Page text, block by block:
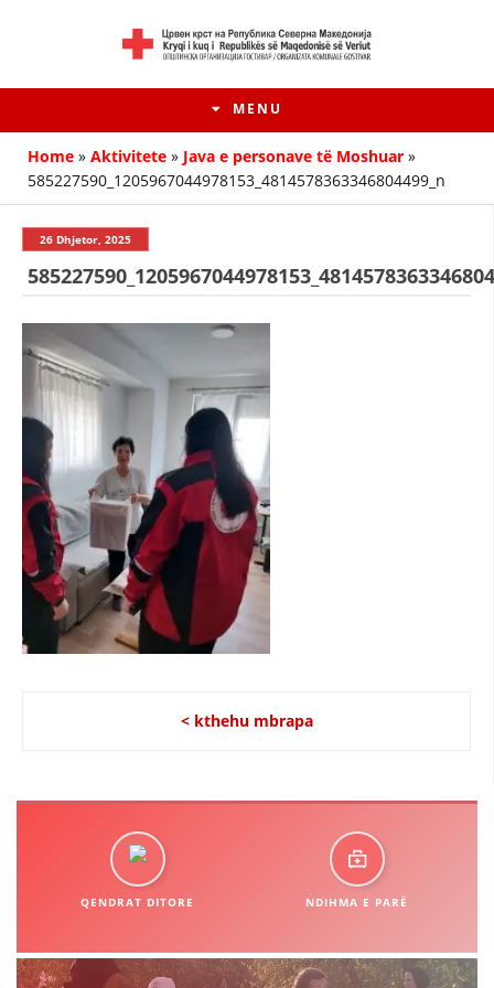
MENU
HISTORIA E LËVIZJES
HISTORIA E KRYQIT TË KUQ
STRUKTURA E ORGANIZATËS
KONTAKT INFORMACIONE
LIGJI I KRYQIT TË KUQ
DISEMINIMI
Home » Aktivitete » Javа е personave të Moshuar »
585227590_1205967044978153_4814578363346804499_n
26 Dhjetor, 2025
< kthehu mbrapa
QENDRAT DITORE NDIHMA E PARË